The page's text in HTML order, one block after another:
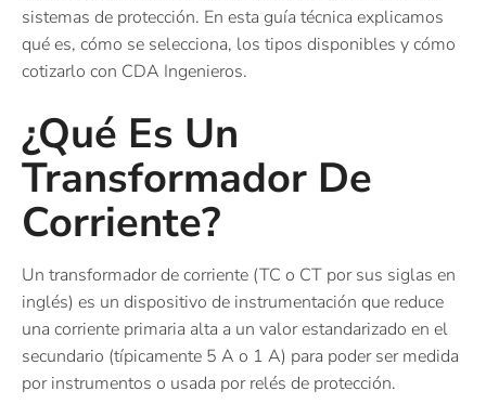
sistemas de protección. En esta guía técnica explicamos
qué es, cómo se selecciona, los tipos disponibles y cómo
cotizarlo con CDA Ingenieros.
¿Qué Es Un
Transformador De
Corriente?
Un transformador de corriente (TC o CT por sus siglas en
inglés) es un dispositivo de instrumentación que reduce
una corriente primaria alta a un valor estandarizado en el
secundario (típicamente 5 A o 1 A) para poder ser medida
por instrumentos o usada por relés de protección.